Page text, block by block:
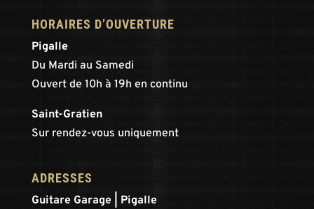
HORAIRES D’OUVERTURE
Pigalle
Du Mardi au Samedi
Ouvert de 10h à 19h en continu
Saint-Gratien
Sur rendez-vous uniquement
ADRESSES
Guitare Garage | Pigalle